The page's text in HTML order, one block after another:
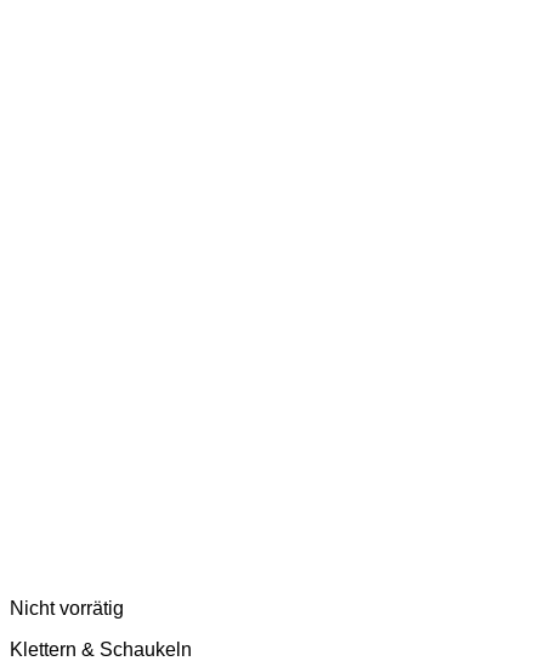
Nicht vorrätig
Klettern & Schaukeln